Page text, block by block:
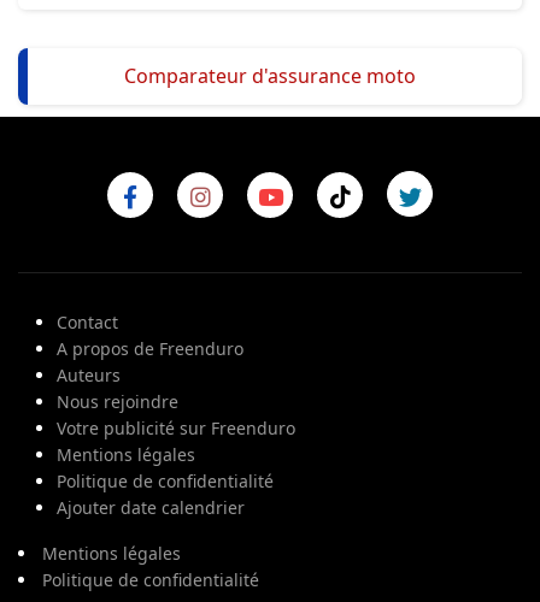
Comparateur d'assurance moto
Contact
A propos de Freenduro
Auteurs
Nous rejoindre
Votre publicité sur Freenduro
Mentions légales
Politique de confidentialité
Ajouter date calendrier
Mentions légales
Politique de confidentialité